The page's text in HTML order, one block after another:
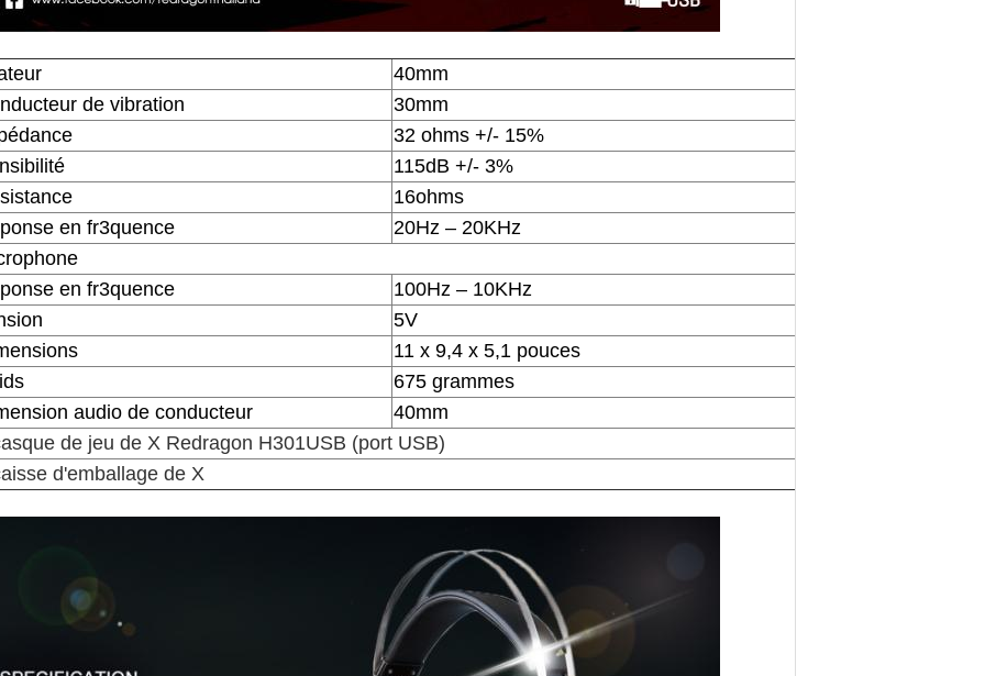
40mm
de vibration
30mm
32 ohms +/- 15%
115dB +/- 3%
16ohms
en fr3quence
20Hz – 20KHz
en fr3quence
100Hz – 10KHz
5V
11 x 9,4 x 5,1 pouces
675 grammes
audio de conducteur
40mm
de jeu de X Redragon H301USB (port USB)
d'emballage de X